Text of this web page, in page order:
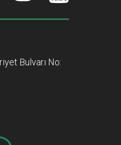
Bulvarı No: